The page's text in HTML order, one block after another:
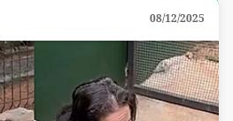
08/12/2025